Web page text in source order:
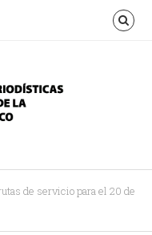
de servicio para el 20 de